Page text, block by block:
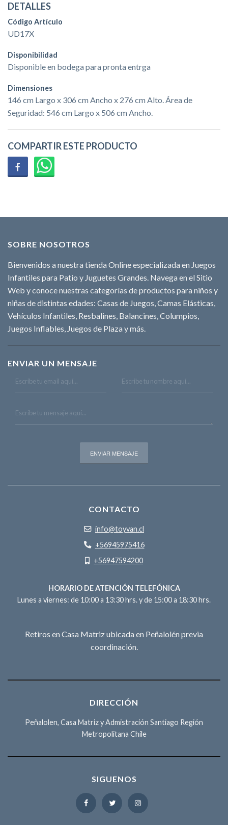
DETALLES
Código Artículo
UD17X
Disponibilidad
Disponible en bodega para pronta entrga
Dimensiones
146 cm Largo x 306 cm Ancho x 276 cm Alto. Área de
Seguridad: 546 cm Largo x 506 cm Ancho.
COMPARTIR ESTE PRODUCTO
SOBRE NOSOTROS
Bienvenidos a nuestra tienda Online especializada en Juegos
Infantiles para Patio y Juguetes Grandes. Navega en el Sitio
Web y conoce nuestras categorías de productos para niños y
niñas de distintas edades: Casas de Juegos, Camas Elásticas,
Vehículos Infantiles, Resbalines, Balancines, Columpios,
Juegos Inflables, Juegos de Plaza y más.
ENVIAR UN MENSAJE
CONTACTO
info@toyvan.cl
+56945975416
+56947594200
HORARIO DE ATENCIÓN TELEFÓNICA
Lunes a viernes: de 10:00 a 13:30 hrs. y de 15:00 a 18:30 hrs.
Retiros en Casa Matriz ubicada en Peñalolén previa
coordinación.
DIRECCIÓN
Peñalolen, Casa Matriz y Admistración Santiago Región
Metropolitana Chile
SIGUENOS